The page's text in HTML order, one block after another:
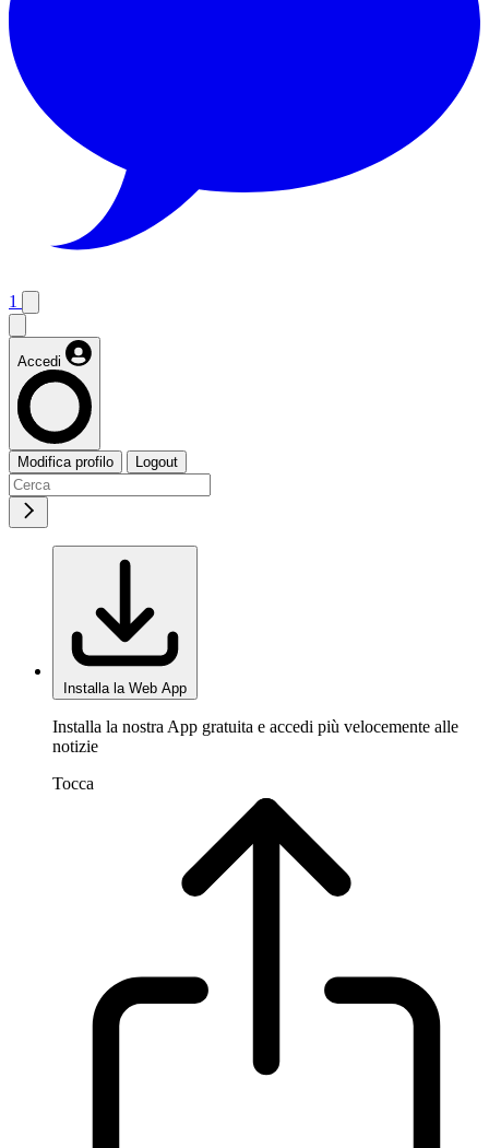
1
Accedi
Modifica profilo Logout
Installa la Web App
Installa la nostra App gratuita e accedi più velocemente alle
notizie
Tocca